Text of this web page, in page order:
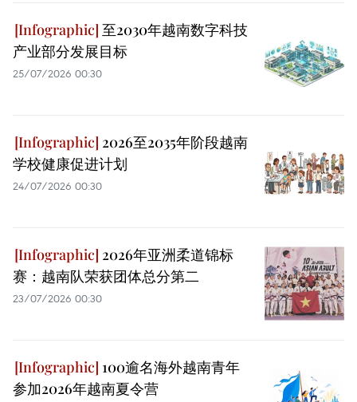
至2030年越南数字科技
产业部分发展目标
25/07/2026 00:30
2026至2035年阶段越南
学校健康促进计划
24/07/2026 00:30
2026年亚洲柔道锦标
赛：越南队荣获团体总分第二
23/07/2026 00:30
100逾名海外越南青年
参加2026年越南夏令营